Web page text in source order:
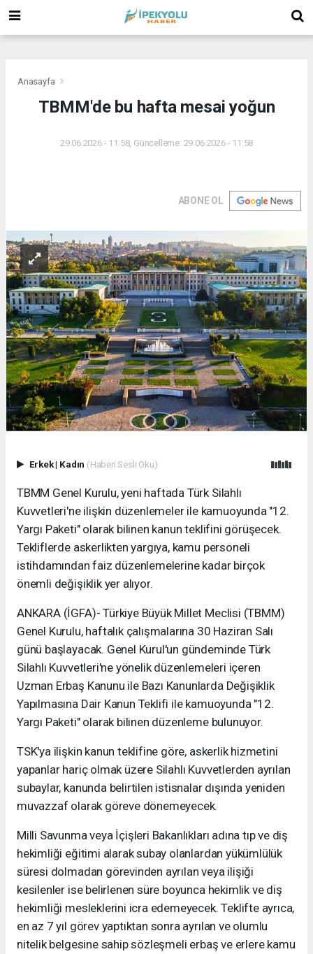
Anasayfa
TBMM'de bu hafta mesai yoğun
29.06.2026 - 11:58, Güncelleme: 29.06.2026 - 11:58
ABONE OL
Erkek| Kadın (Haberi Sesli Oku)
TBMM Genel Kurulu, yeni haftada Türk Silahlı
Kuvvetleri'ne ilişkin düzenlemeler ile kamuoyunda "12.
Yargı Paketi" olarak bilinen kanun teklifini görüşecek.
Tekliflerde askerlikten yargıya, kamu personeli
istihdamından faiz düzenlemelerine kadar birçok
önemli değişiklik yer alıyor.
ANKARA (İGFA)- Türkiye Büyük Millet Meclisi (TBMM)
Genel Kurulu, haftalık çalışmalarına 30 Haziran Salı
günü başlayacak. Genel Kurul'un gündeminde Türk
Silahlı Kuvvetleri'ne yönelik düzenlemeleri içeren
Uzman Erbaş Kanunu ile Bazı Kanunlarda Değişiklik
Yapılmasına Dair Kanun Teklifi ile kamuoyunda "12.
Yargı Paketi" olarak bilinen düzenleme bulunuyor.
TSK'ya ilişkin kanun teklifine göre, askerlik hizmetini
yapanlar hariç olmak üzere Silahlı Kuvvetlerden ayrılan
subaylar, kanunda belirtilen istisnalar dışında yeniden
muvazzaf olarak göreve dönemeyecek.
Milli Savunma veya İçişleri Bakanlıkları adına tıp ve diş
hekimliği eğitimi alarak subay olanlardan yükümlülük
süresi dolmadan görevinden ayrılan veya ilişiği
kesilenler ise belirlenen süre boyunca hekimlik ve diş
hekimliği mesleklerini icra edemeyecek. Teklifte ayrıca,
en az 7 yıl görev yaptıktan sonra ayrılan ve olumlu
nitelik belgesine sahip sözleşmeli erbaş ve erlere kamu